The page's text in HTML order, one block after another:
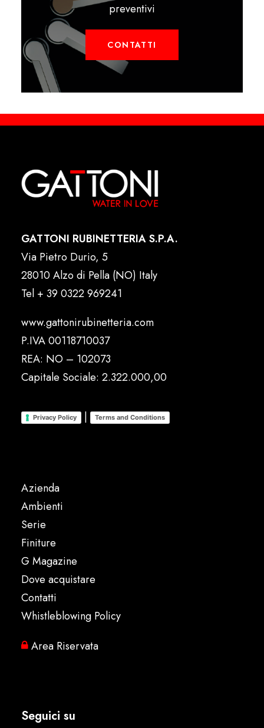
preventivi
CONTATTI
GATTONI RUBINETTERIA S.P.A.
Via Pietro Durio, 5
28010 Alzo di Pella (NO) Italy
Tel + 39 0322 969241
www.gattonirubinetteria.com
P.IVA 00118710037
REA: NO – 102073
Capitale Sociale: 2.322.000,00
Privacy Policy | Terms and Conditions
Azienda
Ambienti
Serie
Finiture
G Magazine
Dove acquistare
Contatti
Whistleblowing Policy
Area Riservata
Seguici su